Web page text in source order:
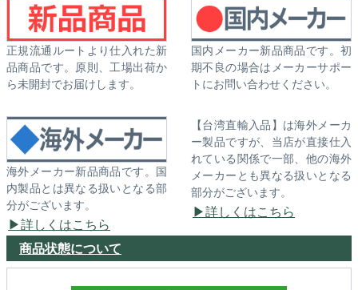
正規流通ルートより仕入れた新
品商品です。原則、工場出荷か
ら未開封でお届けします。
国内メーカー新品商品です。初
期不良の場合はメーカーサポー
トにお問い合わせください。
海外メーカー新品商品です。国
内製品とは異なる扱いとなる部
分がございます。
詳しくはこちら
【台湾直輸入品】は海外メーカ
ー製品ですが、当店が直接仕入
れている関係で一部、他の海外
メーカーとも異なる扱いとなる
部分がございます。
詳しくはこちら
商品状態について